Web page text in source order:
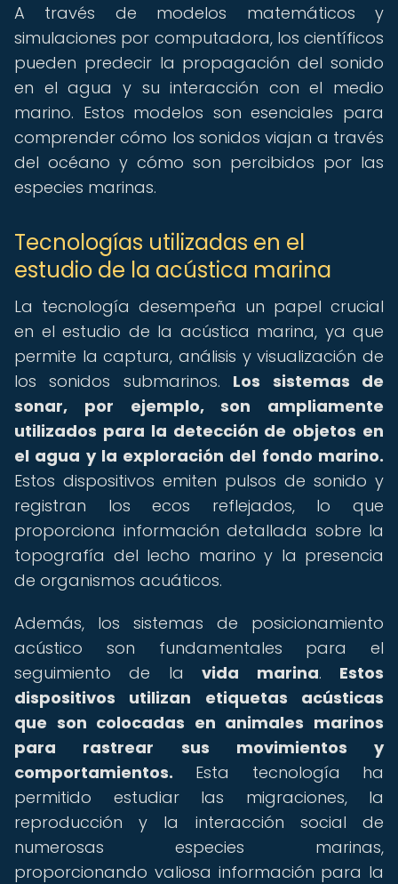
A través de modelos matemáticos y
simulaciones por computadora, los científicos
pueden predecir la propagación del sonido
en el agua y su interacción con el medio
marino. Estos modelos son esenciales para
comprender cómo los sonidos viajan a través
del océano y cómo son percibidos por las
especies marinas.
Tecnologías utilizadas en el
estudio de la acústica marina
La tecnología desempeña un papel crucial
en el estudio de la acústica marina, ya que
permite la captura, análisis y visualización de
los sonidos submarinos. Los sistemas de
sonar, por ejemplo, son ampliamente
utilizados para la detección de objetos en
el agua y la exploración del fondo marino.
Estos dispositivos emiten pulsos de sonido y
registran los ecos reflejados, lo que
proporciona información detallada sobre la
topografía del lecho marino y la presencia
de organismos acuáticos.
Además, los sistemas de posicionamiento
acústico son fundamentales para el
seguimiento de lavida marina. Estos
dispositivos utilizan etiquetas acústicas
que son colocadas en animales marinos
para rastrear sus movimientos y
comportamientos. Esta tecnología ha
permitido estudiar las migraciones, la
reproducción y la interacción social de
numerosas especies marinas,
proporcionando valiosa información para la